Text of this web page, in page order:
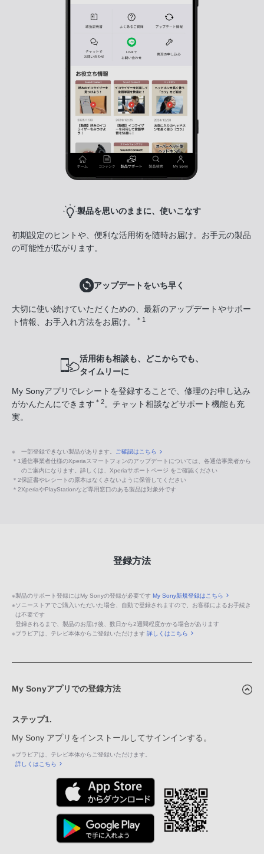
製品を思いのままに、使いこなす
初期設定のヒントや、便利な活用術を随時お届け。お手元の製品
の可能性が広がります。
アップデートをいち早く
大切に使い続けていただくための、最新のアップデートやサポー
ト情報、お手入れ方法をお届け。
＊1
活用術も相談も、どこからでも、
タイムリーに
My Sonyアプリでレシートを登録することで、修理のお申し込み
がかんたんにできます ＊2。チャット相談などサポート機能も充
実。
※ 一部登録できない製品があります。 ご確認はこちら
＊1通信事業者仕様のXperiaスマートフォンのアップデートについては、各通信事業者から
のご案内になります。詳しくは、Xperiaサポートページ をご確認ください
＊2保証書やレシートの原本はなくさないように保管してください
＊2XperiaやPlayStationなど専用窓口のある製品は対象外です
登録方法
※製品のサポート登録にはMy Sonyの登録が必要です My Sony新規登録はこちら
※ソニーストアでご購入いただいた場合、自動で登録されますので、お客様によるお手続き
は不要です
登録されるまで、製品のお届け後、数日から2週間程度かかる場合があります
※ブラビアは、テレビ本体からご登録いただけます 詳しくはこちら
My Sonyアプリでの登録方法
ステップ1.
My Sony アプリをインストールしてサインインする。
※ブラビアは、テレビ本体からご登録いただけます。
詳しくはこちら